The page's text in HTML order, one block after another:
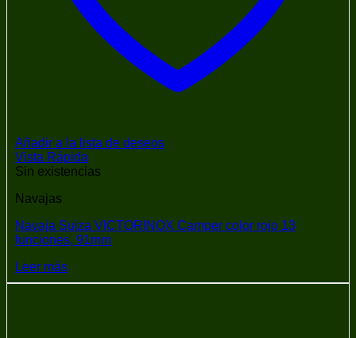
Añadir a la lista de deseos
Vista Rápida
Sin existencias
Navajas
Navaja Suiza VICTORINOX Camper color rojo 13
funciones, 91mm
Leer más